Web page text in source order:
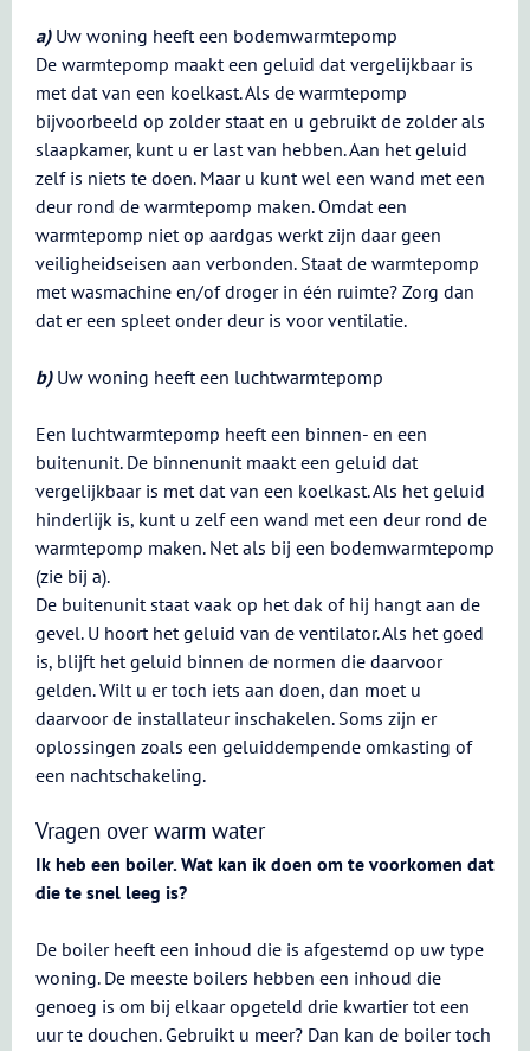
a)Uw woning heeft een bodemwarmtepomp
De warmtepomp maakt een geluid dat vergelijkbaar is
met dat van een koelkast. Als de warmtepomp
bijvoorbeeld op zolder staat en u gebruikt de zolder als
slaapkamer, kunt u er last van hebben. Aan het geluid
zelf is niets te doen. Maar u kunt wel een wand met een
deur rond de warmtepomp maken. Omdat een
warmtepomp niet op aardgas werkt zijn daar geen
veiligheidseisen aan verbonden. Staat de warmtepomp
met wasmachine en/of droger in één ruimte? Zorg dan
dat er een spleet onder deur is voor ventilatie.
b)Uw woning heeft een luchtwarmtepomp
Een luchtwarmtepomp heeft een binnen- en een
buitenunit. De binnenunit maakt een geluid dat
vergelijkbaar is met dat van een koelkast. Als het geluid
hinderlijk is, kunt u zelf een wand met een deur rond de
warmtepomp maken. Net als bij een bodemwarmtepomp
(zie bij a).
De buitenunit staat vaak op het dak of hij hangt aan de
gevel. U hoort het geluid van de ventilator. Als het goed
is, blijft het geluid binnen de normen die daarvoor
gelden. Wilt u er toch iets aan doen, dan moet u
daarvoor de installateur inschakelen. Soms zijn er
oplossingen zoals een geluiddempende omkasting of
een nachtschakeling.
Vragen over warm water
Ik heb een boiler. Wat kan ik doen om te voorkomen dat
die te snel leeg is?
De boiler heeft een inhoud die is afgestemd op uw type
woning. De meeste boilers hebben een inhoud die
genoeg is om bij elkaar opgeteld drie kwartier tot een
uur te douchen. Gebruikt u meer? Dan kan de boiler toch